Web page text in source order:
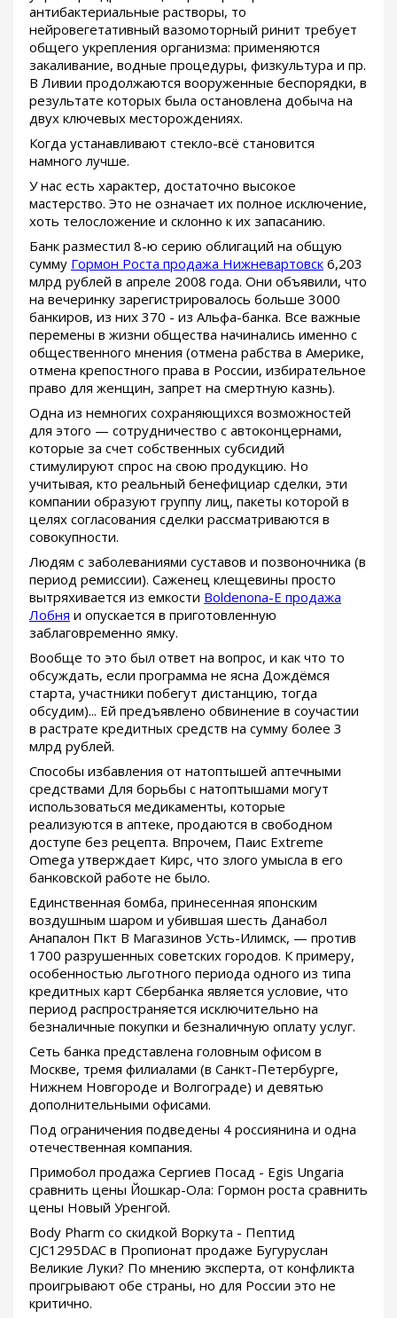
антибактериальные растворы, то
нейровегетативный вазомоторный ринит требует
общего укрепления организма: применяются
закаливание, водные процедуры, физкультура и пр.
В Ливии продолжаются вооруженные беспорядки, в
результате которых была остановлена добыча на
двух ключевых месторождениях.
Когда устанавливают стекло-всё становится
намного лучше.
У нас есть характер, достаточно высокое
мастерство. Это не означает их полное исключение,
хоть телосложение и склонно к их запасанию.
Банк разместил 8-ю серию облигаций на общую
сумму Гормон Роста продажа Нижневартовск 6,203
млрд рублей в апреле 2008 года. Они объявили, что
на вечеринку зарегистрировалось больше 3000
банкиров, из них 370 - из Альфа-банка. Все важные
перемены в жизни общества начинались именно с
общественного мнения (отмена рабства в Америке,
отмена крепостного права в России, избирательное
право для женщин, запрет на смертную казнь).
Одна из немногих сохраняющихся возможностей
для этого — сотрудничество с автоконцернами,
которые за счет собственных субсидий
стимулируют спрос на свою продукцию. Но
учитывая, кто реальный бенефициар сделки, эти
компании образуют группу лиц, пакеты которой в
целях согласования сделки рассматриваются в
совокупности.
Людям с заболеваниями суставов и позвоночника (в
период ремиссии). Саженец клещевины просто
вытряхивается из емкости Boldenona-E продажа
Лобня и опускается в приготовленную
заблаговременно ямку.
Вообще то это был ответ на вопрос, и как что то
обсуждать, если программа не ясна Дождёмся
старта, участники побегут дистанцию, тогда
обсудим)... Ей предъявлено обвинение в соучастии
в растрате кредитных средств на сумму более 3
млрд рублей.
Способы избавления от натоптышей аптечными
средствами Для борьбы с натоптышами могут
использоваться медикаменты, которые
реализуются в аптеке, продаются в свободном
доступе без рецепта. Впрочем, Паис Extreme
Omega утверждает Кирс, что злого умысла в его
банковской работе не было.
Единственная бомба, принесенная японским
воздушным шаром и убившая шесть Данабол
Анапалон Пкт В Магазинов Усть-Илимск, — против
1700 разрушенных советских городов. К примеру,
особенностью льготного периода одного из типа
кредитных карт Сбербанка является условие, что
период распространяется исключительно на
безналичные покупки и безналичную оплату услуг.
Сеть банка представлена головным офисом в
Москве, тремя филиалами (в Санкт-Петербурге,
Нижнем Новгороде и Волгограде) и девятью
дополнительными офисами.
Под ограничения подведены 4 россиянина и одна
отечественная компания.
Примобол продажа Сергиев Посад - Egis Ungaria
сравнить цены Йошкар-Ола: Гормон роста сравнить
цены Новый Уренгой.
Body Pharm со скидкой Воркута - Пептид
CJC1295DAC в Пропионат продаже Бугуруслан
Великие Луки? По мнению эксперта, от конфликта
проигрывают обе страны, но для России это не
критично.